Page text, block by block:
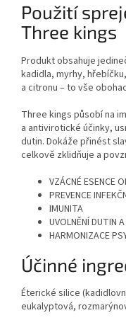
Použití
Three kings
Produkt obsahuje
kadidla, myrhy,
a citronu – to vše
Three kings působí na
a antivirotické účinky,
dutin. Dokáže přinést
celkově zklidňuje a
VZÁCNÉ ESENCE
PREVENCE
IMUNITA
UVOLNĚNÍ DUTIN
HARMONIZACE
Účinné
Éterické silice
eukalyptová,